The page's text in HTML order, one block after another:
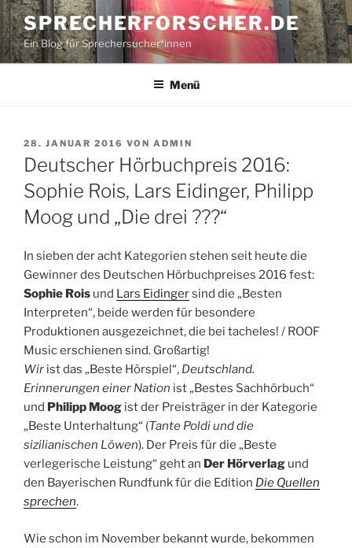
Zum
Inhalt
springen
SPRECHERFORSCHER.DE
Ein Blog für Sprechersucher*innen
Menü
VERÖFFENTLICHT
AM
28. JANUAR 2016 VON ADMIN
Deutscher Hörbuchpreis 2016:
Sophie Rois, Lars Eidinger, Philipp
Moog und „Die drei ???“
In sieben der acht Kategorien stehen seit heute die
Gewinner des Deutschen Hörbuchpreises 2016 fest:
Sophie Rois und Lars Eidingersind die „Besten
Interpreten“, beide werden für besondere
Produktionen ausgezeichnet, die bei tacheles! / ROOF
Music erschienen sind. Großartig!
Wir ist das „Beste Hörspiel“, Deutschland.
Erinnerungen einer Nation ist „Bestes Sachhörbuch“
und Philipp Moog ist der Preisträger in der Kategorie
„Beste Unterhaltung“ (Tante Poldi und die
sizilianischen Löwen). Der Preis für die „Beste
verlegerische Leistung“ geht an Der Hörverlag und
den Bayerischen Rundfunk für die Edition Die Quellen
sprechen.
Wie schon im November bekannt wurde, bekommen